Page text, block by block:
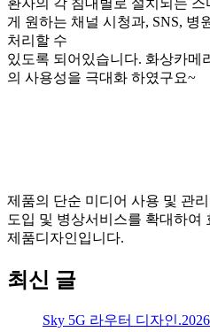
게 원하는 채널 시청과, SNS, 병
처리할 수
있도록 되어있습니다. 화상카메
의 사용성을 극대화 하였구요~
제품의 단순 미디어 사용 및 관
도입 및 병상서비스를 확대하여
제품디자인입니다.
최신 글
Sky 5G 라우터 디자인